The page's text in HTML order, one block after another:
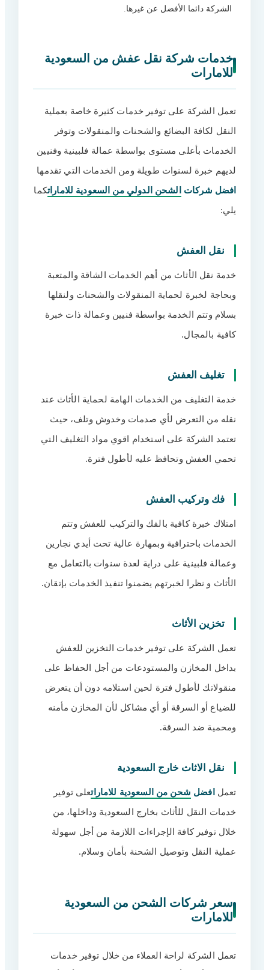
الشركة دائما الأفضل عن غيرها.
خدمات شركة نقل عفش من السعودية
للامارات
تعمل الشركة على توفير خدمات كثيرة خاصة بعملية
النقل لكافة البضائع والشحنات والمنقولات وتوفر
الخدمات بأعلى مستوى بواسطة عمالة فلبينية وفنيين
لديهم خبرة لسنوات طويلة ومن الخدمات التي تقدمها
افضل شركات الشحن الدولي من السعودية للاماراتكما
يلي:
نقل العفش
خدمة نقل الأثاث من أهم الخدمات الشاقة والمتعبة
وبحاجة لخبرة لحماية المنقولات والشحنات ولنقلها
بسلام وتتم الخدمة بواسطة فنيين وعمالة ذات خبرة
كافية بالمجال.
تغليف العفش
خدمة التغليف من الخدمات الهامة لحماية الأثاث عند
نقله من التعرض لأي صدمات وخدوش وتلف، حيث
تعتمد الشركة على استخدام اقوي مواد التغليف التي
تحمي العفش وتحافظ عليه لأطول فترة.
فك وتركيب العفش
امتلاك خبرة كافية بالفك والتركيب للعفش وتتم
الخدمات باحترافية وبمهارة عالية تحت أيدي نجارين
وعمالة فلبينية على دراية لعدة سنوات بالتعامل مع
الأثاث و نظرا لخبرتهم يضمنوا تنفيذ الخدمات بإتقان.
تخزين الأثاث
تعمل الشركة على توفير خدمات التخزين للعفش
بداخل المخازن والمستودعات من أجل الحفاظ على
منقولاتك لأطول فترة لحين استلامه دون أن يتعرض
للضياع أو السرقة أو أي مشاكل لأن المخازن مأمنه
ومحمية ضد السرقة.
نقل الاثاث خارج السعودية
تعمل افضل شحن من السعودية للاماراتعلى توفير
خدمات النقل للأثاث بخارج السعودية وداخلها، من
خلال توفير كافة الإجراءات اللازمة من أجل سهولة
عملية النقل وتوصيل الشحنة بأمان وسلام.
سعر شركات الشحن من السعودية
للامارات
تعمل الشركة لراحة العملاء من خلال توفير خدمات